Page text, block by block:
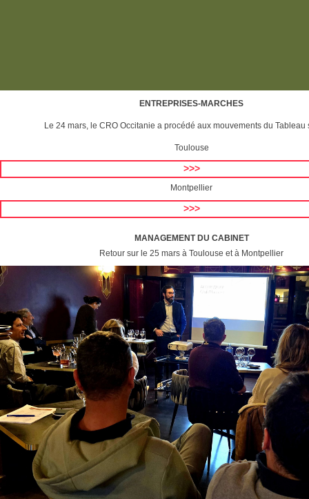
ENTREPRISES-MARCHES
Le 24 mars, le CRO Occitanie a procédé aux mouvements du Tableau
Toulouse
>>>
Montpellier
>>>
MANAGEMENT DU CABINET
Retour sur le 25 mars à Toulouse et à Montpellier